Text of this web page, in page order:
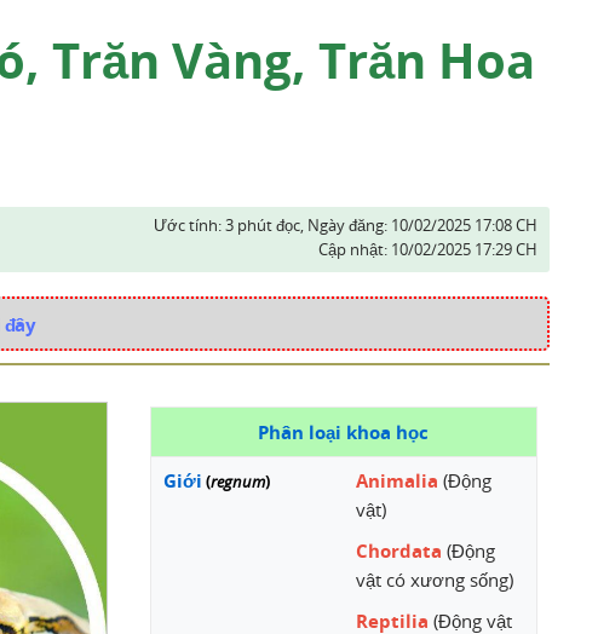
Trăn Vàng, Trăn Hoa
Ước tính: 3 phút đọc, Ngày đăng: 10/02/2025 17:08 CH
Cập nhật: 10/02/2025 17:29 CH
Phân loại khoa học
Giới (regnum) Animalia (Động
vật)
Chordata (Động
vật có xương sống)
Reptilia (Động vật